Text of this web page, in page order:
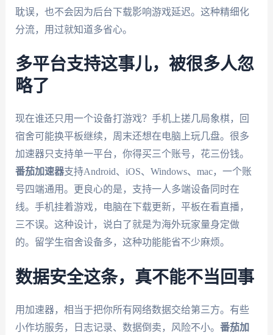
耽误，也不会因为后台下载影响游戏延迟。这种精细化
分流，用过就知道多省心。
多平台支持这事儿，被很多人忽
略了
现在谁还只用一个设备打游戏？手机上搓几局象棋，回
宿舍可能换平板继续，周末还想在电脑上玩几盘。很多
加速器只支持单一平台，你得买三个账号，花三份钱。
番茄加速器支持Android、iOS、Windows、mac，一个账
号四端通用。更良心的是，支持一人多端设备同时在
线。手机挂着游戏，电脑在下载更新，平板在看直播，
三不误。这种设计，说白了就是为海外玩家量身定做
的。留学生宿舍设备多，这种功能能省不少麻烦。
数据安全这条，真不能不当回事
用加速器，相当于把你所有网络数据交给第三方。有些
小作坊服务，日志记录、数据倒卖，风险不小。 番茄加